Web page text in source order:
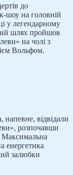
до
шоу на головній
у легендарному
шлях пройшов
на чолі з
Вольфом.
відвідали
розпочавши
Максимальна
енергетика
залюбки